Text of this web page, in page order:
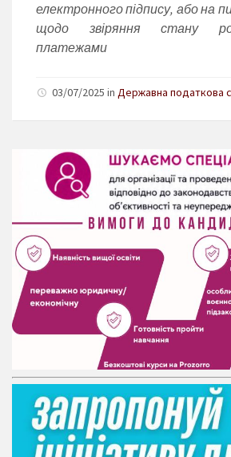
електронного підпису, або на
щодо звіряння стану
платежами
03/07/2025 in Державна податкова